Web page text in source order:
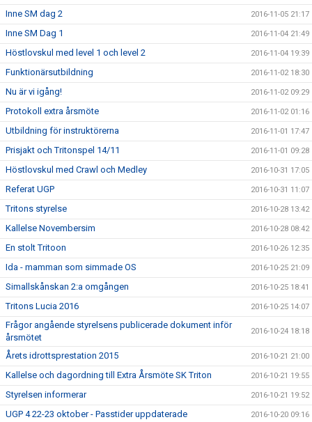
Inne SM dag 2 2016-11-05 21:17
Inne SM Dag 1 2016-11-04 21:49
Höstlovskul med level 1 och level 2 2016-11-04 19:39
Funktionärsutbildning 2016-11-02 18:30
Nu är vi igång! 2016-11-02 09:29
Protokoll extra årsmöte 2016-11-02 01:16
Utbildning för instruktörerna 2016-11-01 17:47
Prisjakt och Tritonspel 14/11 2016-11-01 09:28
Höstlovskul med Crawl och Medley 2016-10-31 17:05
Referat UGP 2016-10-31 11:07
Tritons styrelse 2016-10-28 13:42
Kallelse Novembersim 2016-10-28 08:42
En stolt Tritoon 2016-10-26 12:35
Ida - mamman som simmade OS 2016-10-25 21:09
Simallskånskan 2:a omgången 2016-10-25 18:41
Tritons Lucia 2016 2016-10-25 14:07
Frågor angående styrelsens publicerade dokument inför
årsmötet
2016-10-24 18:18
Årets idrottsprestation 2015 2016-10-21 21:00
Kallelse och dagordning till Extra Årsmöte SK Triton 2016-10-21 19:55
Styrelsen informerar 2016-10-21 19:52
UGP 4 22-23 oktober - Passtider uppdaterade 2016-10-20 09:16